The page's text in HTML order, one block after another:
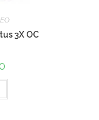
3X OC
Le
actuel
€953.00.